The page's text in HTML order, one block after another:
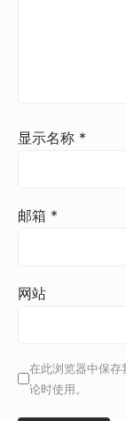
显示名称 *
邮箱 *
网站
在此浏览器中保存
论时使用。